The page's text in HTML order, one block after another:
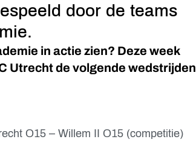
door de teams
in actie zien? Deze week
Utrecht de volgende wedstrijden
O15 – Willem II O15 (competitie)